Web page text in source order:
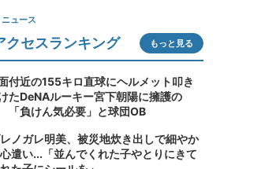
ュース
クセスランキング もっと見る
付近の155キロ直球にヘルメット叩き
たDeNAルーキー宮下朝陽に擁護の
負けん気必要」と球団OB
ノガレ明美、被災地炊き出しで細やか
遣い...「並んでくれた子やとりにきて